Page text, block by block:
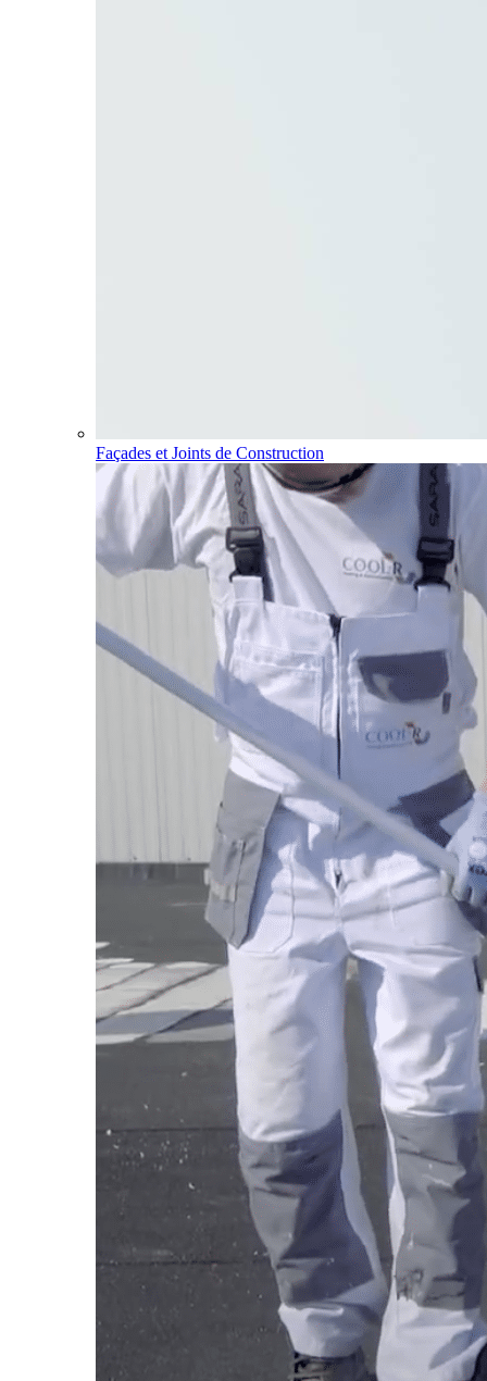
Façades et Joints de Construction